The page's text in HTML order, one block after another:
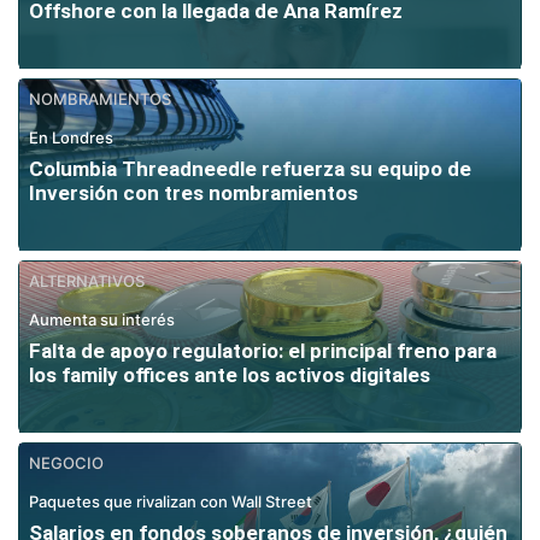
Offshore con la llegada de Ana Ramírez
NOMBRAMIENTOS
En Londres
Columbia Threadneedle refuerza su equipo de
Inversión con tres nombramientos
ALTERNATIVOS
Aumenta su interés
Falta de apoyo regulatorio: el principal freno para
los family offices ante los activos digitales
NEGOCIO
Paquetes que rivalizan con Wall Street
Salarios en fondos soberanos de inversión, ¿quién